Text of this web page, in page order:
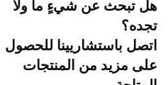
هل تبحث عن شيءٍ ما ولا
تجده؟
اتصل باستشاريينا للحصول
على مزيد من المنتجات